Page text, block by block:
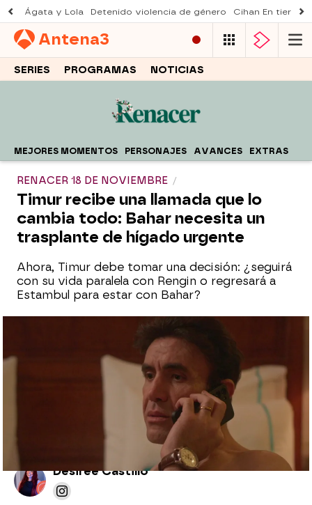
Ágata y Lola Detenido violencia de género Cihan En tierra
Antena3
SERIES PROGRAMAS NOTICIAS
MEJORES MOMENTOS PERSONAJES AVANCES EXTRAS
RENACER 18 DE NOVIEMBRE
Timur recibe una llamada que lo
cambia todo: Bahar necesita un
trasplante de hígado urgente
Ahora, Timur debe tomar una decisión: ¿seguirá
con su vida paralela con Rengin o regresará a
Estambul para estar con Bahar?
Bahar recibe una noticia devastadora: una
grave enfermedad pone en peligro su vida
y sus sueños
Desirée Castillo